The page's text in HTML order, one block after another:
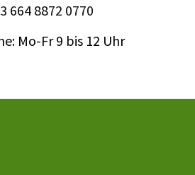
664 8872 0770
Mo-Fr 9 bis 12 Uhr